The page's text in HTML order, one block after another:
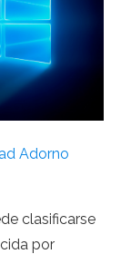
Adorno
clasificarse
por